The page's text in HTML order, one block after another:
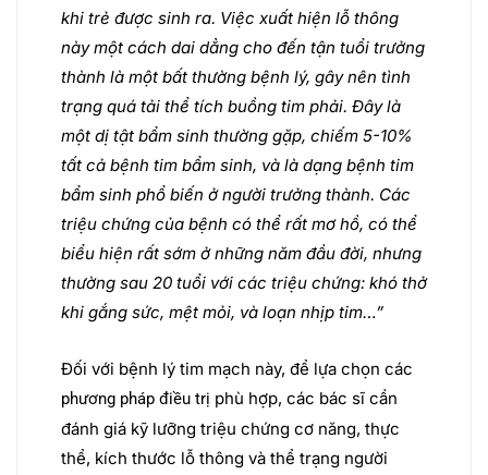
khi trẻ được sinh ra. Việc xuất hiện lỗ thông
này một cách dai dẳng cho đến tận tuổi trưởng
thành là một bất thường bệnh lý, gây nên tình
trạng quá tải thể tích buồng tim phải. Đây là
một dị tật bẩm sinh thường gặp, chiếm 5-10%
tất cả bệnh tim bẩm sinh, và là dạng bệnh tim
bẩm sinh phổ biến ở người trưởng thành. Các
triệu chứng của bệnh có thể rất mơ hồ, có thể
biểu hiện rất sớm ở những năm đầu đời, nhưng
thường sau 20 tuổi với các triệu chứng: khó thở
khi gắng sức, mệt mỏi, và loạn nhịp tim…”
Đối với bệnh lý tim mạch này, để lựa chọn các
phương pháp điều trị phù hợp, các bác sĩ cần
đánh giá kỹ lưỡng triệu chứng cơ năng, thực
thể, kích thước lỗ thông và thể trạng người